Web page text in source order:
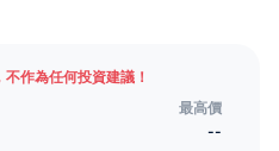
作為任何投資建議！
最高價
--